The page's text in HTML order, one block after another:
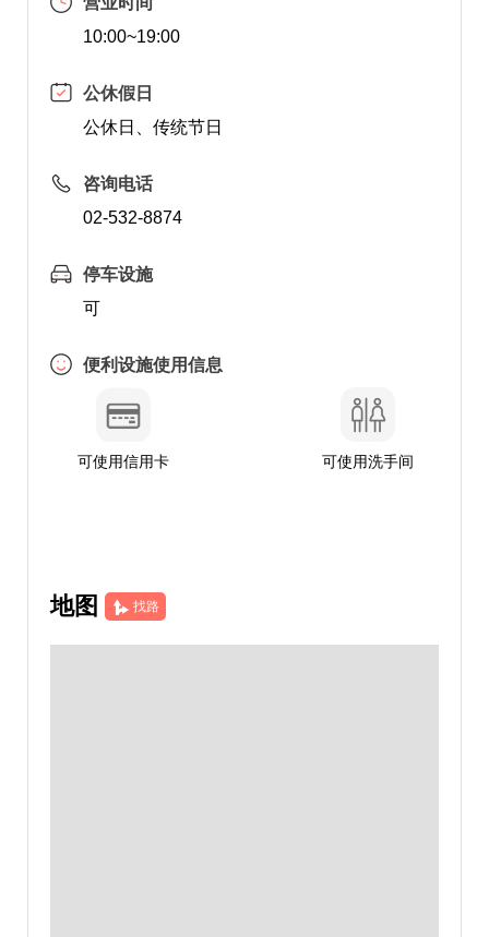
10:00~19:00
公休假日
公休日、传统节日
咨询电话
02-532-8874
停车设施
可
便利设施使用信息
可使用信用卡 可使用洗手间
地图 找路